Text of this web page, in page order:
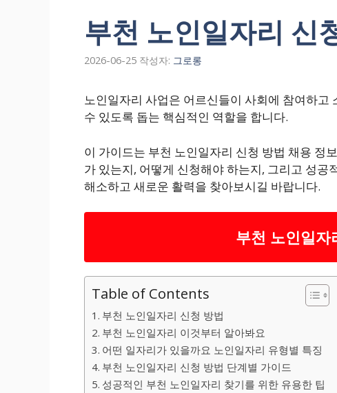
부천 노인일자리 신
2026-06-25 작성자: 그로롱
노인일자리 사업은 어르신들이 사회에 참여하
수 있도록 돕는 핵심적인 역할을 합니다.
이 가이드는 부천 노인일자리 신청 방법 채용 정
가 있는지, 어떻게 신청해야 하는지, 그리고 성
해소하고 새로운 활력을 찾아보시길 바랍니다.
부천 노인일자
Table of Contents
부천 노인일자리 신청 방법
부천 노인일자리 이것부터 알아봐요
어떤 일자리가 있을까요 노인일자리 유형별 특징
부천 노인일자리 신청 방법 단계별 가이드
성공적인 부천 노인일자리 찾기를 위한 유용한 팁